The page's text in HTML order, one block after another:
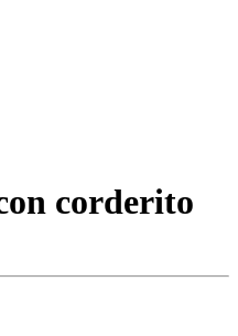
corderito